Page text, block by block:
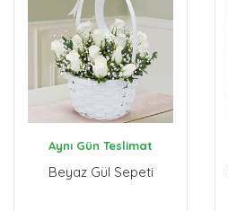
Aynı Gün Teslimat
Beyaz Gül Sepeti